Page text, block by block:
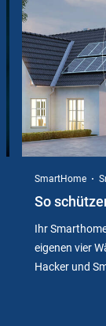
SmartHome
So
Ihr
eigenen vier
Hacker und